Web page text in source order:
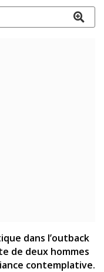
dans l’outback
de deux hommes
contemplative.